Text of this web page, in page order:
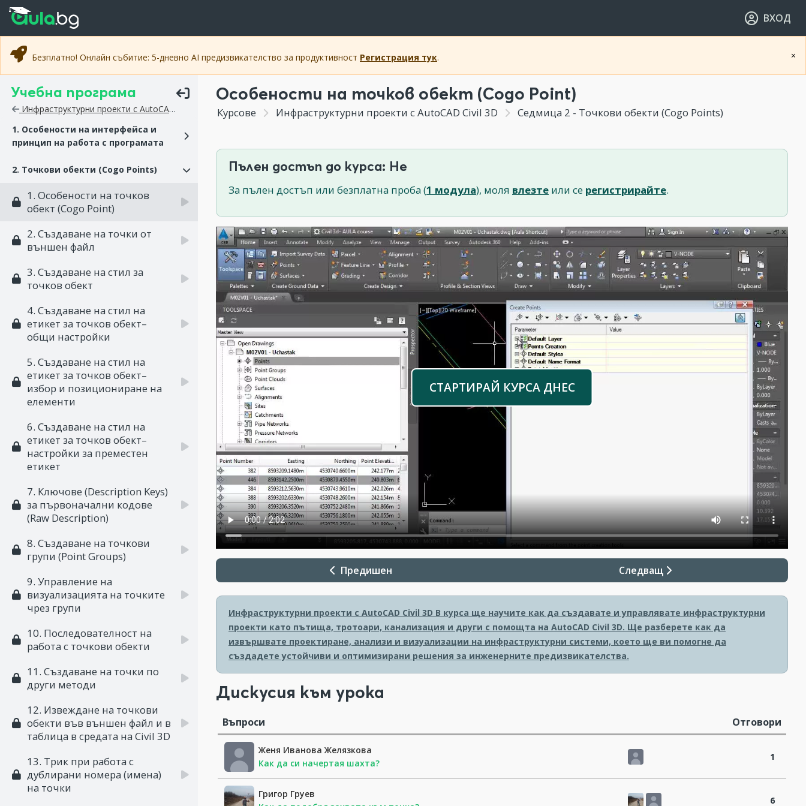
Прескочи към основното съдържание
Прескочи към навигацията
ВХОД
×
Безплатно! Онлайн събитие: 5-дневно AI предизвикателство за продуктивност Регистрация тук.
Учебна програма
Инфраструктурни проекти с AutoCAD Civil 3D
1. Особености на интерфейса и
принцип на работа с програмата
2. Точкови обекти (Cogo Points)
1. Особености на точков
обект (Cogo Point)
2. Създаване на точки от
външен файл
3. Създаване на стил за
точков обект
4. Създаване на стил на
етикет за точков обект–
общи настройки
5. Създаване на стил на
етикет за точков обект–
избор и позициониране на
елементи
6. Създаване на стил на
етикет за точков обект–
настройки за преместен
етикет
7. Ключове (Description Keys)
за първоначални кодове
(Raw Description)
8. Създаване на точкови
групи (Point Groups)
9. Управление на
визуализацията на точките
чрез групи
10. Последователност на
работа с точкови обекти
11. Създаване на точки по
други методи
12. Извеждане на точкови
обекти във външен файл и в
таблица в средата на Civil 3D
13. Трик при работа с
дублирани номера (имена)
на точки
Особености на точков обект (Cogo Point)
Курсове Инфраструктурни проекти с AutoCAD Civil 3D Седмица 2 - Точкови обекти (Cogo Points)
Пълен достъп до курса: Не
За пълен достъп или безплатна проба (1 модула), моля влезте или се регистрирайте.
СТАРТИРАЙ КУРСА ДНЕС
Предишен Следващ
Инфраструктурни проекти с AutoCAD Civil 3D В курса ще научите как да създавате и управлявате инфраструктурни
проекти като пътища, тротоари, канализация и други с помощта на AutoCAD Civil 3D. Ще разберете как да
извършвате проектиране, анализи и визуализации на инфраструктурни системи, което ще ви помогне да
създадете устойчиви и оптимизирани решения за инженерните предизвикателства.
Дискусия към урока
Въпроси Отговори
Женя Иванова Желязкова
Как да си начертая шахта?
1
Григор Груев
6